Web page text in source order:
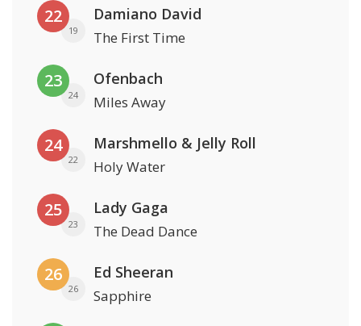
22
19
Damiano David
The First Time
23
24
Ofenbach
Miles Away
24
22
Marshmello & Jelly Roll
Holy Water
25
23
Lady Gaga
The Dead Dance
26
26
Ed Sheeran
Sapphire